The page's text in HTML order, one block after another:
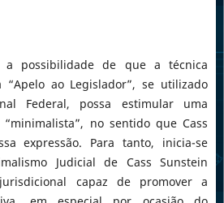
a possibilidade de que a técnica
“Apelo ao Legislador”, se utilizado
Federal, possa estimular uma
no sentido que Cass
expressão. Para tanto, inicia-se
Judicial de Cass Sunstein
capaz de promover a